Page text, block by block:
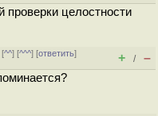
проверки целостности
[^^] [^^^] [ответить]
+ / –